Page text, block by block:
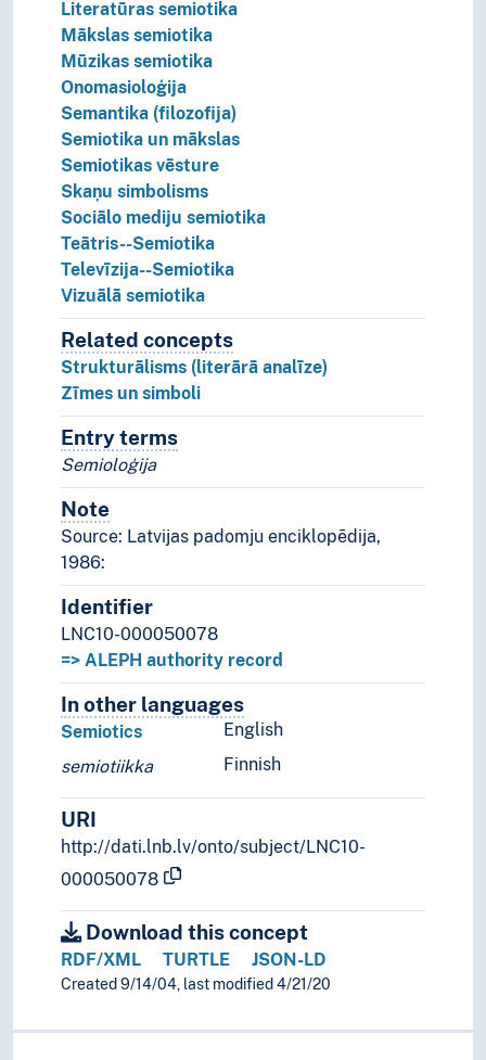
Literatūras semiotika
Mākslas semiotika
Mūzikas semiotika
Onomasioloģija
Semantika (filozofija)
Semiotika un mākslas
Semiotikas vēsture
Skaņu simbolisms
Sociālo mediju semiotika
Teātris--Semiotika
Televīzija--Semiotika
Vizuālā semiotika
Related conceptsConcepts related to this
Strukturālisms (literārā analīze)
Zīmes un simboli
Entry termsAlternative terms for the concept.
Semioloģija
NoteNotes
Source: Latvijas padomju enciklopēdija,
1986:
Identifier
LNC10-000050078
=> ALEPH authority record
In other languagesTerms for the concept in
English
Semiotics
Finnish
semiotiikka
URI
http://dati.lnb.lv/onto/subject/LNC10-
000050078
Download this concept
RDF/XML TURTLE JSON-LD
Created 9/14/04, last modified 4/21/20